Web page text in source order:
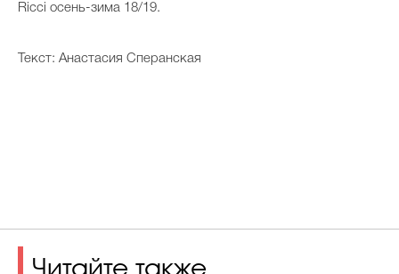
Ricci осень-зима 18/19.
Текст: Анастасия Сперанская